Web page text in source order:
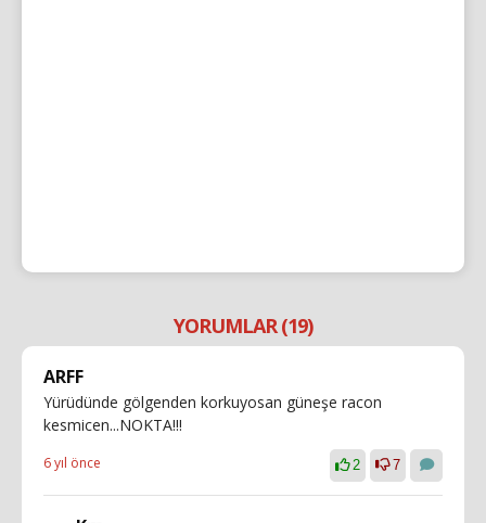
YORUMLAR (19)
ARFF
Yürüdünde gölgenden korkuyosan güneşe racon
kesmicen...NOKTA!!!
6 yıl önce 2 7